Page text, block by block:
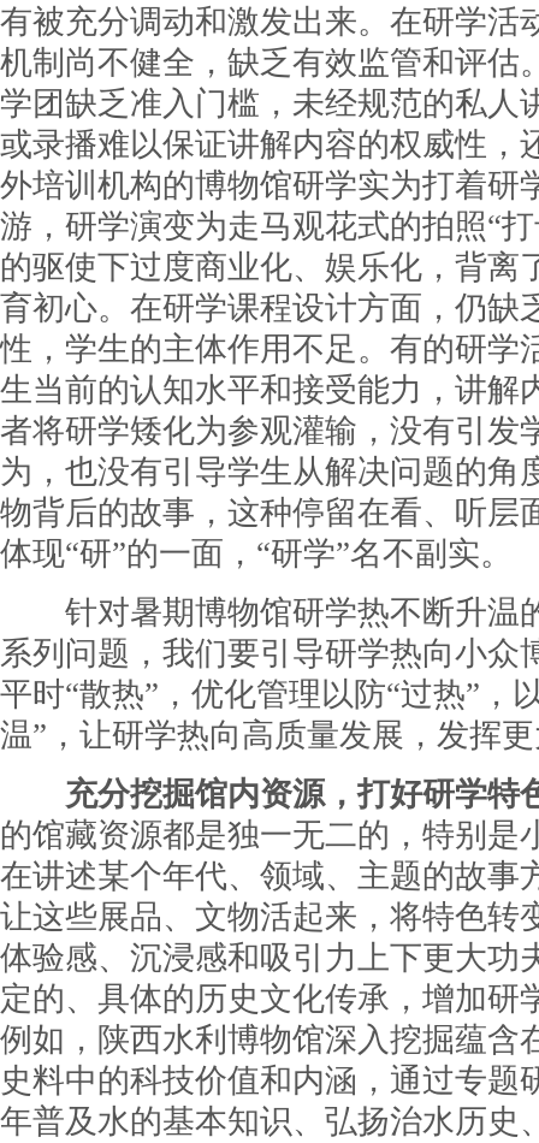
有被充分调动和激发出来。在研学活
机制尚不健全，缺乏有效监管和评估
学团缺乏准入门槛，未经规范的私人
或录播难以保证讲解内容的权威性，
外培训机构的博物馆研学实为打着研
游，研学演变为走马观花式的拍照“
的驱使下过度商业化、娱乐化，背离
育初心。在研学课程设计方面，仍缺
性，学生的主体作用不足。有的研学
生当前的认知水平和接受能力，讲解
者将研学矮化为参观灌输，没有引发
为，也没有引导学生从解决问题的角
物背后的故事，这种停留在看、听层
体现“研”的一面，“研学”名不副实。
针对暑期博物馆研学热不断升温
系列问题，我们要引导研学热向小众
平时“散热”，优化管理以防“过热”，
温”，让研学热向高质量发展，发挥
充分挖掘馆内资源，打好研学特
的馆藏资源都是独一无二的，特别是
在讲述某个年代、领域、主题的故事
让这些展品、文物活起来，将特色转
体验感、沉浸感和吸引力上下更大功
定的、具体的历史文化传承，增加研
例如，陕西水利博物馆深入挖掘蕴含
史料中的科技价值和内涵，通过专题
年普及水的基本知识、弘扬治水历史